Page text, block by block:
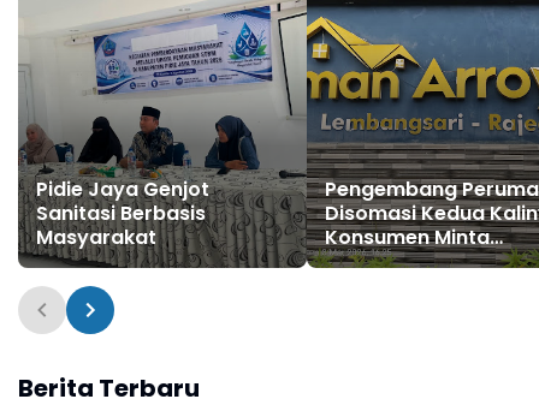
Pidie Jaya Genjot
Sanitasi Berbasis
Masyarakat
Pengembang
Disomasi Kedua
Konsumen Minta
Pengembalian Dana
Berita Terbaru